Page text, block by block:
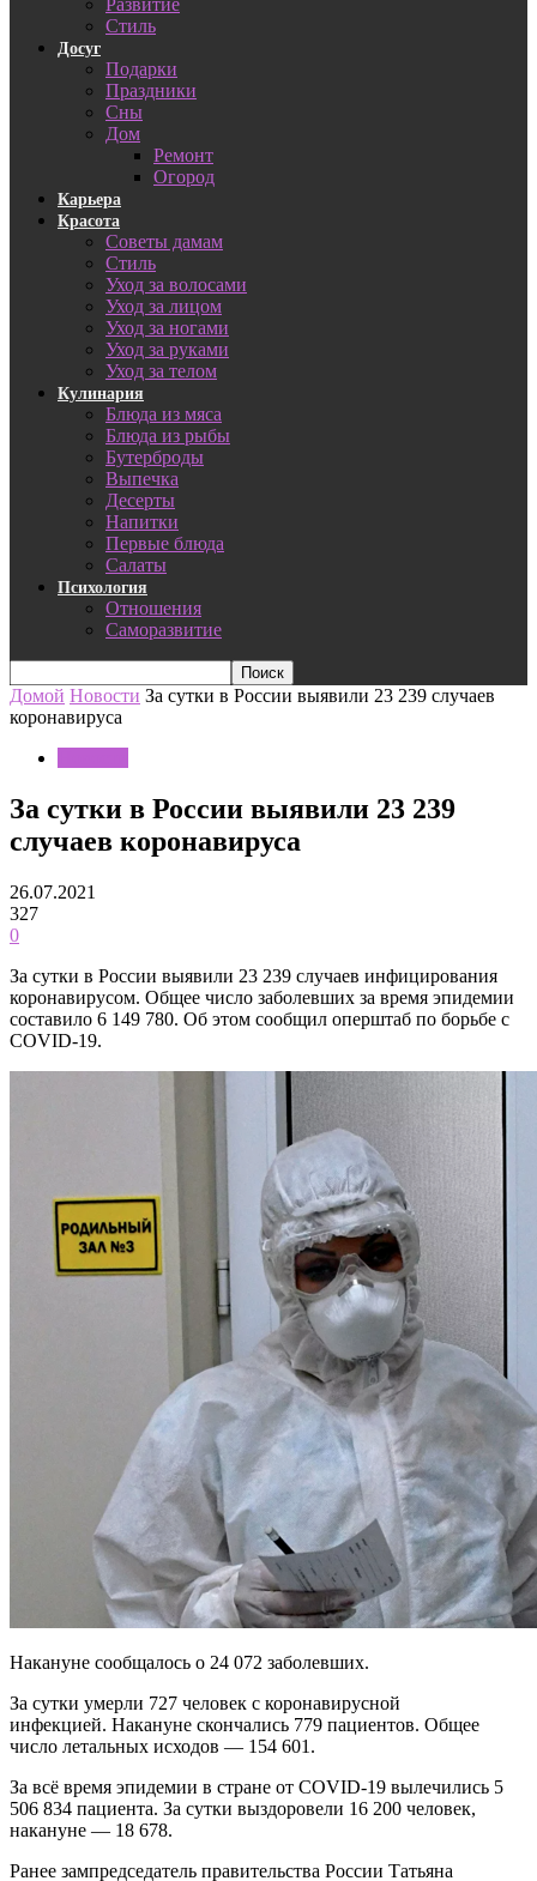
Развитие
Стиль
Досуг
Подарки
Праздники
Сны
Дом
Ремонт
Огород
Карьера
Красота
Советы дамам
Стиль
Уход за волосами
Уход за лицом
Уход за ногами
Уход за руками
Уход за телом
Кулинария
Блюда из мяса
Блюда из рыбы
Бутерброды
Выпечка
Десерты
Напитки
Первые блюда
Салаты
Психология
Отношения
Саморазвитие
Домой Новости За сутки в России выявили 23 239 случаев
коронавируса
За сутки в России выявили 23 239
случаев коронавируса
26.07.2021
327
0
За сутки в России выявили 23 239 случаев инфицирования
коронавирусом. Общее число заболевших за время эпидемии
составило 6 149 780. Об этом сообщил оперштаб по борьбе с
COVID-19.
Накануне сообщалось о 24 072 заболевших.
За сутки умерли 727 человек с коронавирусной
инфекцией. Накануне скончались 779 пациентов. Общее
число летальных исходов — 154 601.
За всё время эпидемии в стране от COVID-19 вылечились 5
506 834 пациента. За сутки выздоровели 16 200 человек,
накануне — 18 678.
Ранее зампредседатель правительства России Татьяна